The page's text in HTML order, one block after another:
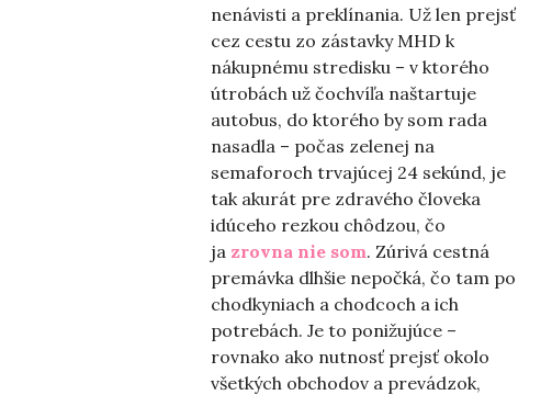
nenávisti a preklínania. Už len prejsť
cez cestu zo zástavky MHD k
nákupnému stredisku – v ktorého
útrobách už čochvíľa naštartuje
autobus, do ktorého by som rada
nasadla – počas zelenej na
semaforoch trvajúcej 24 sekúnd, je
tak akurát pre zdravého človeka
idúceho rezkou chôdzou, čo
ja zrovna nie som. Zúrivá cestná
premávka dlhšie nepočká, čo tam po
chodkyniach a chodcoch a ich
potrebách. Je to ponižujúce –
rovnako ako nutnosť prejsť okolo
všetkých obchodov a prevádzok,